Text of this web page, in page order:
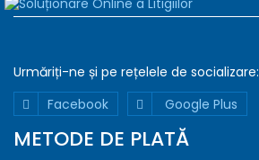
Urmăriți-ne și pe rețelele de socializare:
Facebook
Google Plus
METODE DE PLATĂ
Folosim
cookie-